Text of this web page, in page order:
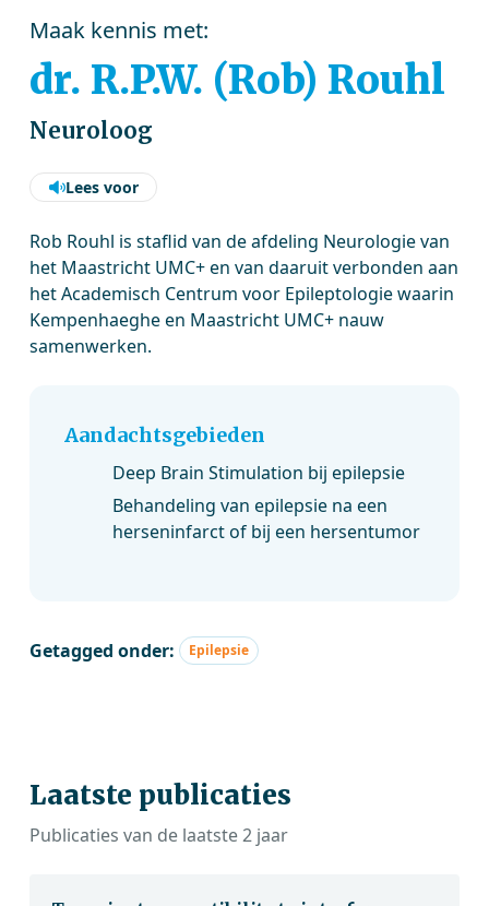
Maak kennis met:
dr. R.P.W. (Rob) Rouhl
Neuroloog
Lees voor
Rob Rouhl is staflid van de afdeling Neurologie van
het Maastricht UMC+ en van daaruit verbonden aan
het Academisch Centrum voor Epileptologie waarin
Kempenhaeghe en Maastricht UMC+ nauw
samenwerken.
Aandachtsgebieden
Deep Brain Stimulation bij epilepsie
Behandeling van epilepsie na een
herseninfarct of bij een hersentumor
Getagged onder: Epilepsie
Laatste publicaties
Publicaties van de laatste 2 jaar